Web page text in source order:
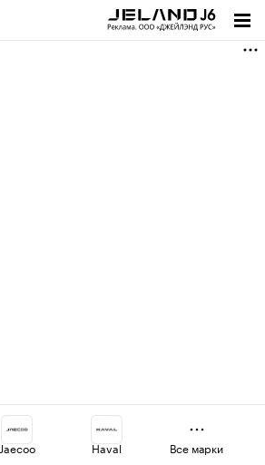
Jaecoo Haval Все марки